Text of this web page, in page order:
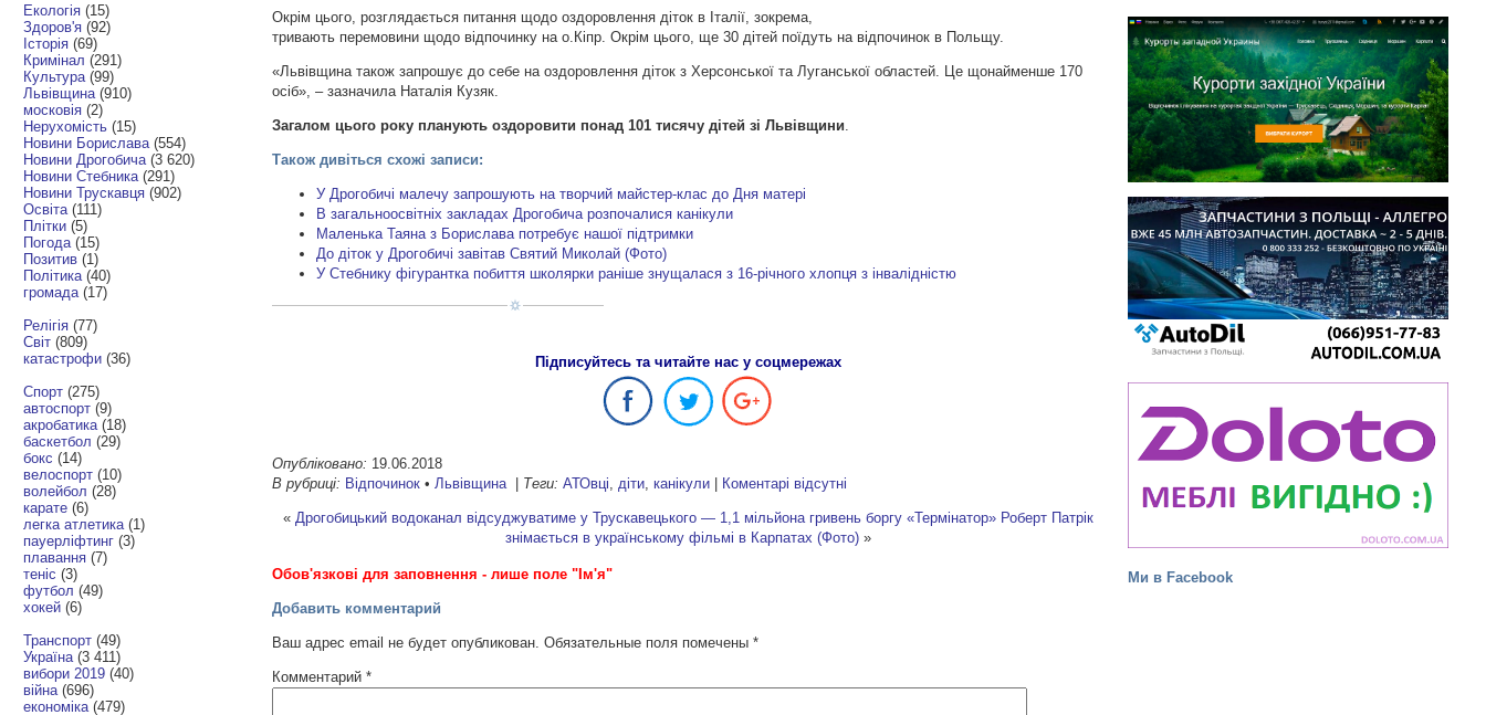
Ми в Facebook
Екологія (15)
Здоров'я (92)
Історія (69)
Кримінал (291)
Культура (99)
Львівщина (910)
московія (2)
Нерухомість (15)
Новини Борислава (554)
Новини Дрогобича (3 620)
Новини Стебника (291)
Новини Трускавця (902)
Освіта (111)
Плітки (5)
Погода (15)
Позитив (1)
Політика (40)
громада (17)
Релігія (77)
Світ (809)
катастрофи (36)
Спорт (275)
автоспорт (9)
акробатика (18)
баскетбол (29)
бокс (14)
велоспорт (10)
волейбол (28)
карате (6)
легка атлетика (1)
пауерліфтинг (3)
плавання (7)
теніс (3)
футбол (49)
хокей (6)
Транспорт (49)
Україна (3 411)
вибори 2019 (40)
війна (696)
економіка (479)
Окрім цього, розглядається питання щодо оздоровлення діток в Італії, зокрема,
тривають перемовини щодо відпочинку на о.Кіпр. Окрім цього, ще 30 дітей поїдуть на відпочинок в Польщу.
«Львівщина також запрошує до себе на оздоровлення діток з Херсонської та Луганської областей. Це щонайменше 170
осіб», – зазначила Наталія Кузяк.
Загалом цього року планують оздоровити понад 101 тисячу дітей зі Львівщини.
Також дивіться схожі записи:
У Дрогобичі малечу запрошують на творчий майстер-клас до Дня матері
В загальноосвітніх закладах Дрогобича розпочалися канікули
Маленька Таяна з Борислава потребує нашої підтримки
До діток у Дрогобичі завітав Святий Миколай (Фото)
У Стебнику фігурантка побиття школярки раніше знущалася з 16-річного хлопця з інвалідністю
Підписуйтесь та читайте нас у соцмережах
Опубліковано: 19.06.2018
В рубриці: Відпочинок • Львівщина | Теги: АТОвці діти ,канікули | Коментарі відсутні
« Дрогобицький водоканал відсуджуватиме у Трускавецького — 1,1 мільйона гривень боргу «Термінатор» Роберт Патрік
знімається в українському фільмі в Карпатах (Фото)»
Обов'язкові для заповнення - лише поле "Ім'я"
Добавить комментарий
Ваш адрес email не будет опубликован. Обязательные поля помечены*
Комментарий*